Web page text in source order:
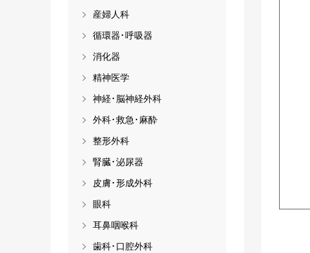
産婦人科
循環器･呼吸器
消化器
精神医学
神経･脳神経外科
外科･救急･麻酔
整形外科
腎臓･泌尿器
皮膚･形成外科
眼科
耳鼻咽喉科
歯科･口腔外科